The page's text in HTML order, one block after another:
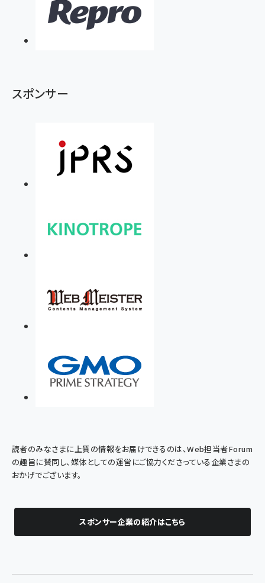
スポンサー
読者のみなさまに上質の情報をお届けできるのは、Web担当者Forum
の趣旨に賛同し、媒体としての運営にご協力くださっている企業さまの
おかげでございます。
スポンサー企業の紹介はこちら